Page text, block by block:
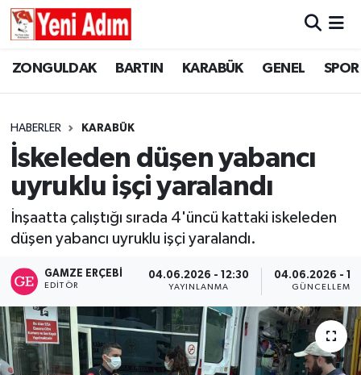
ZONGULDAK BARTIN KARABÜK GENEL SPOR
HABERLER KARABÜK
İskeleden düşen yabancı
uyruklu işçi yaralandı
İnşaatta çalıştığı sırada 4'üncü kattaki iskeleden
düşen yabancı uyruklu işçi yaralandı.
GAMZE ERÇEBI
EDITÖR
04.06.2026 - 12:30
YAYINLANMA
04.06.2026 -
GÜNCELLEME
ZONGULDAK
GÜNCEL
SİYASET
RESMİ İLAN
ZONGULDAK
GENEL
SPOR
SİYASET
SAĞLIK
GÜNCEL
Zonguldak Hava Durumu
Tüm Manşetler
Son Dakika Haberleri
Haber Arşivi